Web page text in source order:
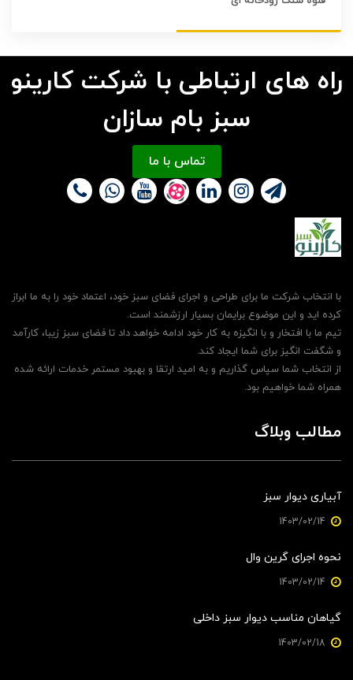
راه های ارتباطی با شرکت کارینو
سبز بام سازان
تماس با ما
با انتخاب شرکت ما برای طراحی و اجرای فضای سبز خود، اعتماد خود را به ما ابراز
کرده اید و این موضوع برایمان بسیار ارزشمند است.
تیم ما با افتخار و با انگیزه به کار خود ادامه خواهد داد تا فضای سبز زیبا، کارآمد
و شگفت انگیز برای شما ایجاد کند.
از انتخاب شما سپاس گذاریم و به امید ارتقا و بهبود مستمر خدمات ارائه شده
همراه شما خواهیم بود.
مطالب وبلاگ
آبیاری دیوار سبز
نحوه اجرای گرین وال
گیاهان مناسب دیوار سبز داخلی